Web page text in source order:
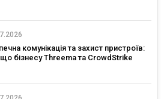
комунікація та захист пристроїв:
бізнесу Threema та CrowdStrike